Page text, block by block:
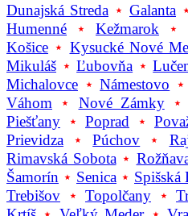
Dunajská Streda ⋆ Galanta ⋆
Humenné ⋆ Kežmarok ⋆
Košice ⋆ Kysucké Nové
Mikuláš ⋆Ľubovňa ⋆
Michalovce ⋆Námestovo ⋆
Váhom ⋆ Nové Zámky
Piešťany ⋆ Poprad ⋆
Prievidza ⋆Púchov ⋆
Rimavská Sobota⋆
Šamorín ⋆ Senica ⋆ Spišská
Trebišov ⋆ Topolčany ⋆